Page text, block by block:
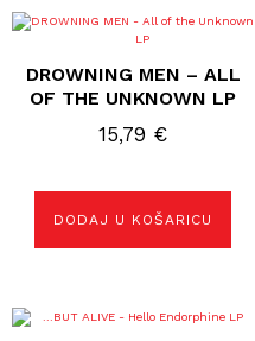
DROWNING MEN – ALL
OF THE UNKNOWN LP
15,79 €
DODAJ U KOŠARICU